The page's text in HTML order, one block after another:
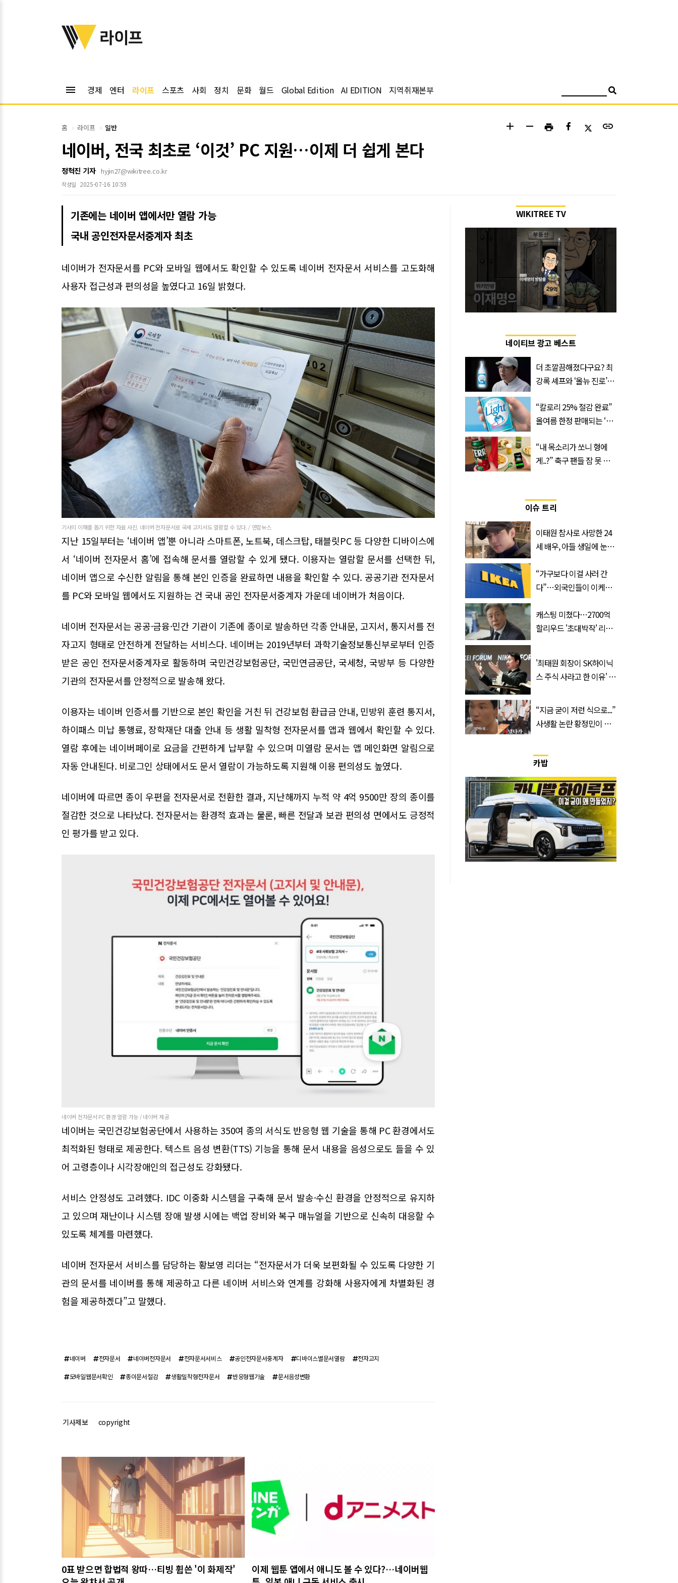
위키트리
라이프
menu 경제 엔터 라이프 스포츠 사회 정치 문화 월드 Global Edition AI EDITION 지역취재본부
홈 라이프 일반 add remove print link
네이버, 전국 최초로 ‘이것’ PC 지원…이제 더 쉽게 본다
정혁진 기자 hyjin27@wikitree.co.kr
작성일 2025-07-16 10:59
기존에는 네이버 앱에서만 열람 가능
국내 공인전자문서중계자 최초
네이버가 전자문서를 PC와 모바일 웹에서도 확인할 수 있도록 네이버 전자문서 서비스를 고도화해
사용자 접근성과 편의성을 높였다고 16일 밝혔다.
기사의 이해를 돕기 위한 자료 사진. 네이버 전자문서로 국세 고지서도 열람할 수 있다. / 연합뉴스
지난 15일부터는 ‘네이버 앱’뿐 아니라 스마트폰, 노트북, 데스크탑, 태블릿PC 등 다양한 디바이스에
서 ‘네이버 전자문서 홈’에 접속해 문서를 열람할 수 있게 됐다. 이용자는 열람할 문서를 선택한 뒤,
네이버 앱으로 수신한 알림을 통해 본인 인증을 완료하면 내용을 확인할 수 있다. 공공기관 전자문서
를 PC와 모바일 웹에서도 지원하는 건 국내 공인 전자문서중계자 가운데 네이버가 처음이다.
네이버 전자문서는 공공·금융·민간 기관이 기존에 종이로 발송하던 각종 안내문, 고지서, 통지서를 전
자고지 형태로 안전하게 전달하는 서비스다. 네이버는 2019년부터 과학기술정보통신부로부터 인증
받은 공인 전자문서중계자로 활동하며 국민건강보험공단, 국민연금공단, 국세청, 국방부 등 다양한
기관의 전자문서를 안정적으로 발송해 왔다.
이용자는 네이버 인증서를 기반으로 본인 확인을 거친 뒤 건강보험 환급금 안내, 민방위 훈련 통지서,
하이패스 미납 통행료, 장학재단 대출 안내 등 생활 밀착형 전자문서를 앱과 웹에서 확인할 수 있다.
열람 후에는 네이버페이로 요금을 간편하게 납부할 수 있으며 미열람 문서는 앱 메인화면 알림으로
자동 안내된다. 비로그인 상태에서도 문서 열람이 가능하도록 지원해 이용 편의성도 높였다.
네이버에 따르면 종이 우편을 전자문서로 전환한 결과, 지난해까지 누적 약 4억 9500만 장의 종이를
절감한 것으로 나타났다. 전자문서는 환경적 효과는 물론, 빠른 전달과 보관 편의성 면에서도 긍정적
인 평가를 받고 있다.
네이버 전자문서 PC 환경 열람 가능 / 네이버 제공
네이버는 국민건강보험공단에서 사용하는 350여 종의 서식도 반응형 웹 기술을 통해 PC 환경에서도
최적화된 형태로 제공한다. 텍스트 음성 변환(TTS) 기능을 통해 문서 내용을 음성으로도 들을 수 있
어 고령층이나 시각장애인의 접근성도 강화됐다.
서비스 안정성도 고려했다. IDC 이중화 시스템을 구축해 문서 발송·수신 환경을 안정적으로 유지하
고 있으며 재난이나 시스템 장애 발생 시에는 백업 장비와 복구 매뉴얼을 기반으로 신속히 대응할 수
있도록 체계를 마련했다.
네이버 전자문서 서비스를 담당하는 황보영 리더는 “전자문서가 더욱 보편화될 수 있도록 다양한 기
관의 문서를 네이버를 통해 제공하고 다른 네이버 서비스와 연계를 강화해 사용자에게 차별화된 경
험을 제공하겠다”고 말했다.
네이버 전자문서 네이버전자문서 전자문서서비스 공인전자문서중계자 디바이스별문서열람 전자고지
모바일웹문서확인 종이문서절감 생활밀착형전자문서 반응형웹기술 문서음성변환
기사제보 copyright
관련기사
0표 받으면 합법적 왕따…티빙 휩쓴 '이 화제작'
이제 웹툰 앱에서 애니도 볼 수 있다?…네이버웹
WIKITREE TV
네이티브 광고 베스트
더 초깔끔해졌다구요? 최
강록 셰프와 ‘올뉴 진로’의
“칼로리 25% 절감 완료”
올여름 한정 판매되는 ‘최
“내 목소리가 쏘니 형에
게..?” 축구 팬들 잠 못 들
이슈 트리
이태원 참사로 사망한 24
세 배우, 아들 생일에 눈물
“가구보다 이걸 사러 간
다”…외국인들이 이케아
식 3종
캐스팅 미쳤다…2700억
할리우드 '초대박작' 리메
'최태원 회장이 SK하이닉
스 주식 사라고 한 이유' 글
“지금 굳이 저런 식으로...”
사생활 논란 황정민이 곧
카밥